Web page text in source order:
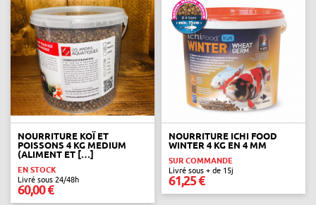
NOURRITURE KOÏ ET
POISSONS 4 KG MEDIUM
(ALIMENT ET […]
EN STOCK
Livré sous 24/48h
60,00 €
NOURRITURE ICHI FOOD
WINTER 4 KG EN 4 MM
SUR COMMANDE
Livré sous + de 15j
61,25 €